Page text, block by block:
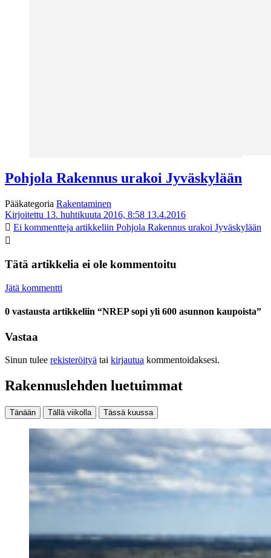
Pohjola Rakennus urakoi Jyväskylään
Pääkategoria Rakentaminen
Kirjoitettu 13. huhtikuuta 2016, 8:58 13.4.2016
Ei kommentteja artikkeliin Pohjola Rakennus urakoi Jyväskylään
Tätä artikkelia ei ole kommentoitu
Jätä kommentti
0 vastausta artikkeliin “NREP sopi yli 600 asunnon kaupoista”
Vastaa
Sinun tulee rekisteröityä tai kirjautua kommentoidaksesi.
Rakennuslehden luetuimmat
Tänään Tällä viikolla Tässä kuussa